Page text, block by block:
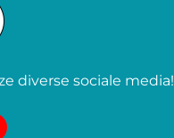
diverse sociale media!